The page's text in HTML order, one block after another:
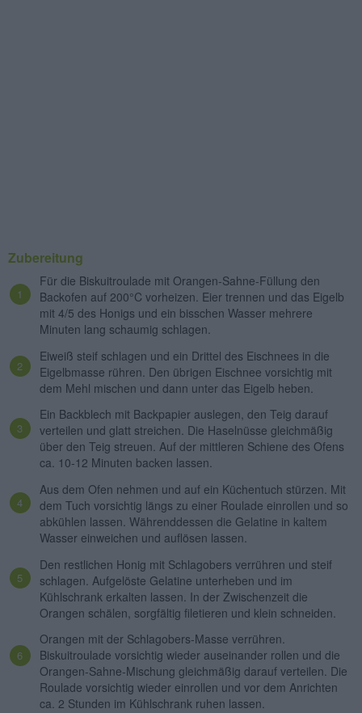
Zubereitung
Für die Biskuitroulade mit Orangen-Sahne-Füllung den
Backofen auf 200°C vorheizen. Eier trennen und das Eigelb
mit 4/5 des Honigs und ein bisschen Wasser mehrere
Minuten lang schaumig schlagen.
Eiweiß steif schlagen und ein Drittel des Eischnees in die
Eigelbmasse rühren. Den übrigen Eischnee vorsichtig mit
dem Mehl mischen und dann unter das Eigelb heben.
Ein Backblech mit Backpapier auslegen, den Teig darauf
verteilen und glatt streichen. Die Haselnüsse gleichmäßig
über den Teig streuen. Auf der mittleren Schiene des Ofens
ca. 10-12 Minuten backen lassen.
Aus dem Ofen nehmen und auf ein Küchentuch stürzen. Mit
dem Tuch vorsichtig längs zu einer Roulade einrollen und so
abkühlen lassen. Währenddessen die Gelatine in kaltem
Wasser einweichen und auflösen lassen.
Den restlichen Honig mit Schlagobers verrühren und steif
schlagen. Aufgelöste Gelatine unterheben und im
Kühlschrank erkalten lassen. In der Zwischenzeit die
Orangen schälen, sorgfältig filetieren und klein schneiden.
Orangen mit der Schlagobers-Masse verrühren.
Biskuitroulade vorsichtig wieder auseinander rollen und die
Orangen-Sahne-Mischung gleichmäßig darauf verteilen. Die
Roulade vorsichtig wieder einrollen und vor dem Anrichten
ca. 2 Stunden im Kühlschrank ruhen lassen.